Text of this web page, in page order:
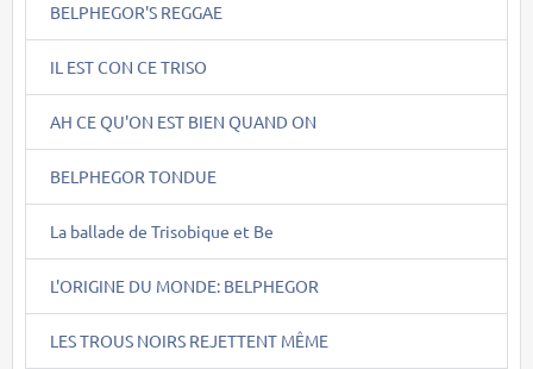
BELPHEGOR'S REGGAE
IL EST CON CE TRISO
AH CE QU'ON EST BIEN QUAND ON
BELPHEGOR TONDUE
La ballade de Trisobique et Be
L'ORIGINE DU MONDE: BELPHEGOR
LES TROUS NOIRS REJETTENT MÊME